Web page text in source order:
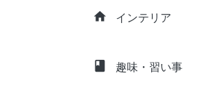
home インテリア
class 趣味・習い事